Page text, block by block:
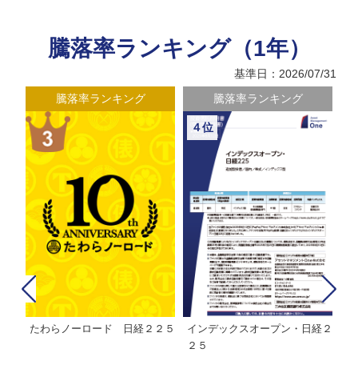
騰落率ランキング（1年）
基準日：2026/07/31
騰落率ランキング
たわらノーロード 日経２２５
騰落率ランキング
４位
インデックスオープン・日経２
２５